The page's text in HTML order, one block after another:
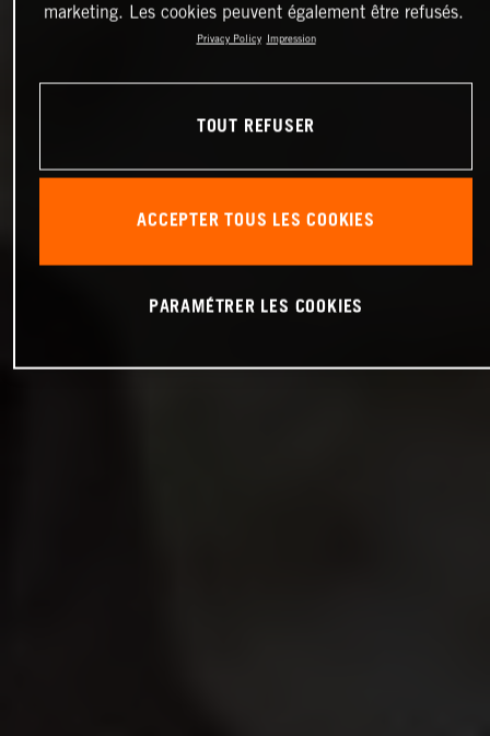
marketing. Les cookies peuvent également être refusés.
Privacy Policy Impression
TOUT REFUSER
ACCEPTER TOUS LES COOKIES
PARAMÉTRER LES COOKIES